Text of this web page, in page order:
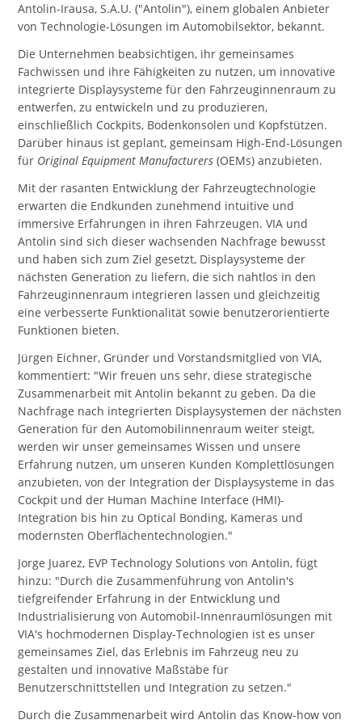
Antolin-Irausa, S.A.U. ("Antolin"), einem globalen Anbieter
von Technologie-Lösungen im Automobilsektor, bekannt.
Die Unternehmen beabsichtigen, ihr gemeinsames
Fachwissen und ihre Fähigkeiten zu nutzen, um innovative
integrierte Displaysysteme für den Fahrzeuginnenraum zu
entwerfen, zu entwickeln und zu produzieren,
einschließlich Cockpits, Bodenkonsolen und Kopfstützen.
Darüber hinaus ist geplant, gemeinsam High-End-Lösungen
für Original Equipment Manufacturers (OEMs) anzubieten.
Mit der rasanten Entwicklung der Fahrzeugtechnologie
erwarten die Endkunden zunehmend intuitive und
immersive Erfahrungen in ihren Fahrzeugen. VIA und
Antolin sind sich dieser wachsenden Nachfrage bewusst
und haben sich zum Ziel gesetzt, Displaysysteme der
nächsten Generation zu liefern, die sich nahtlos in den
Fahrzeuginnenraum integrieren lassen und gleichzeitig
eine verbesserte Funktionalität sowie benutzerorientierte
Funktionen bieten.
Jürgen Eichner, Gründer und Vorstandsmitglied von VIA,
kommentiert: "Wir freuen uns sehr, diese strategische
Zusammenarbeit mit Antolin bekannt zu geben. Da die
Nachfrage nach integrierten Displaysystemen der nächsten
Generation für den Automobilinnenraum weiter steigt,
werden wir unser gemeinsames Wissen und unsere
Erfahrung nutzen, um unseren Kunden Komplettlösungen
anzubieten, von der Integration der Displaysysteme in das
Cockpit und der Human Machine Interface (HMI)-
Integration bis hin zu Optical Bonding, Kameras und
modernsten Oberflächentechnologien."
Jorge Juarez, EVP Technology Solutions von Antolin, fügt
hinzu: "Durch die Zusammenführung von Antolin's
tiefgreifender Erfahrung in der Entwicklung und
Industrialisierung von Automobil-Innenraumlösungen mit
VIA's hochmodernen Display-Technologien ist es unser
gemeinsames Ziel, das Erlebnis im Fahrzeug neu zu
gestalten und innovative Maßstäbe für
Benutzerschnittstellen und Integration zu setzen."
Durch die Zusammenarbeit wird Antolin das Know-how von